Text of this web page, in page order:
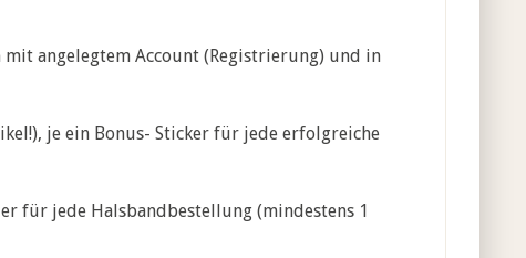
angelegtem Account (Registrierung) und in
je ein Bonus- Sticker für jede erfolgreiche
für jede Halsbandbestellung (mindestens 1